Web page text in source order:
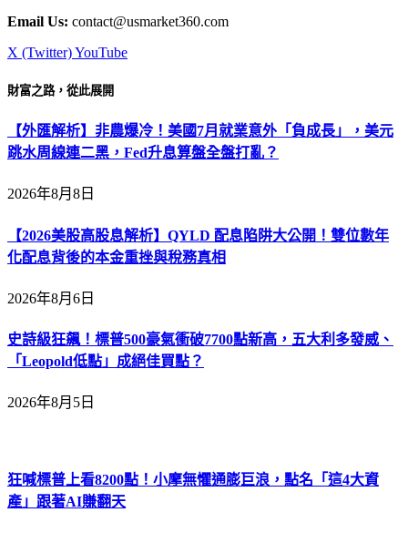
Email Us: contact@usmarket360.com
X (Twitter)YouTube
財富之路，從此展開
【外匯解析】非農爆冷！美國7月就業意外「負成長」，美元
跳水周線連二黑，Fed升息算盤全盤打亂？
2026年8月8日
【2026美股高股息解析】QYLD 配息陷阱大公開！雙位數年
化配息背後的本金重挫與稅務真相
2026年8月6日
史詩級狂飆！標普500豪氣衝破7700點新高，五大利多發威、
「Leopold低點」成絕佳買點？
2026年8月5日
狂喊標普上看8200點！小摩無懼通膨巨浪，點名「這4大資
產」跟著AI賺翻天